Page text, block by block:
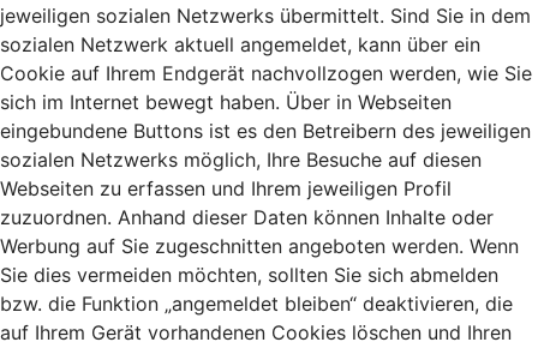
jeweiligen sozialen Netzwerks übermittelt. Sind Sie in dem
sozialen Netzwerk aktuell angemeldet, kann über ein
Cookie auf Ihrem Endgerät nachvollzogen werden, wie Sie
sich im Internet bewegt haben. Über in Webseiten
eingebundene Buttons ist es den Betreibern des jeweiligen
sozialen Netzwerks möglich, Ihre Besuche auf diesen
Webseiten zu erfassen und Ihrem jeweiligen Profil
zuzuordnen. Anhand dieser Daten können Inhalte oder
Werbung auf Sie zugeschnitten angeboten werden. Wenn
Sie dies vermeiden möchten, sollten Sie sich abmelden
bzw. die Funktion „angemeldet bleiben“ deaktivieren, die
auf Ihrem Gerät vorhandenen Cookies löschen und Ihren